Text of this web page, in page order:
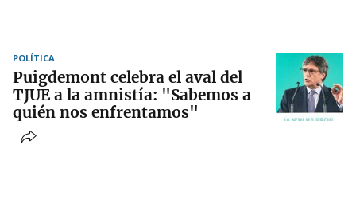
POLÍTICA
Puigdemont celebra el aval del
TJUE a la amnistía: "Sabemos a
quién nos enfrentamos"